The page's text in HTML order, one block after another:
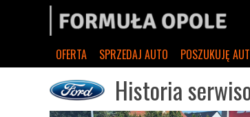
OFERTA SPRZEDAJ AUTO POSZUKUJĘ
Historia